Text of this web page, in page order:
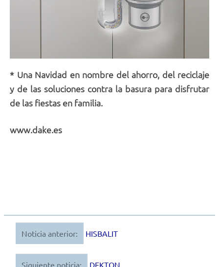
* Una Navidad en nombre del ahorro, del reciclaje
y de las soluciones contra la basura para disfrutar
de las fiestas en familia.
www.dake.es
Navegación
de
Noticia anterior: HISBALIT
Siguiente noticia: DEKTON